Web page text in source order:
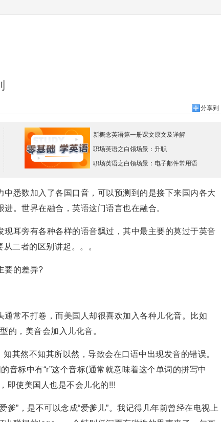
分享到
新概念英语第一册课文原文及详解
职场英语之白领场景：升职
职场英语之白领场景：电子邮件常用语
悉数加入了各国口音，可以预测到的是接下来国内各大
。世界在融合，英语这门语言也在融合。
耳旁有各种各样的语音飘过，其中最主要的莫过于英音
二者的区别讲起。。。
要的差异?
常不打卷，而美国人却很喜欢加入各种儿化音。比如
的，美音会加入儿化音。
然不知其所以然，导致会在口语中出现发音的错误。
音标中有“r”这个音标(通常就意味着这个单词的拼写中
即使美国人也是不会儿化的!!!
”，是不可以念成“爱爹儿”。我记得几年前曾经在电视上